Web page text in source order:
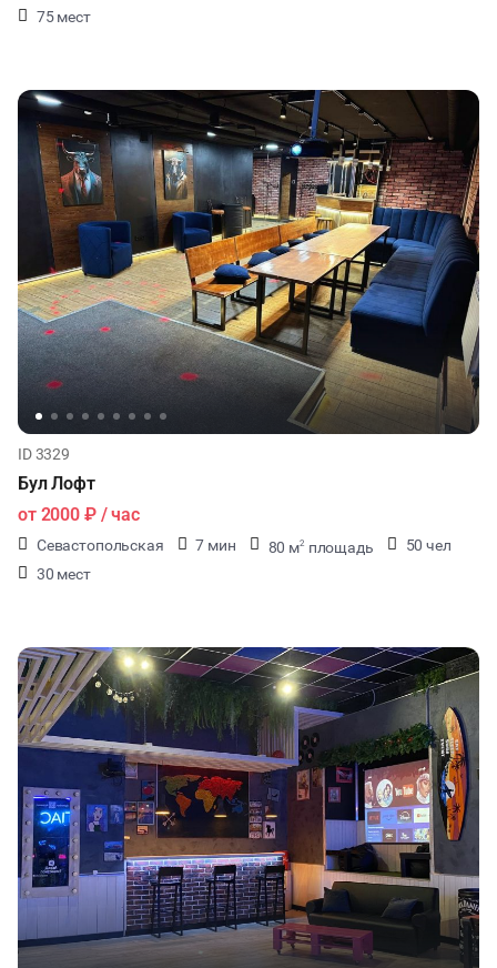
75 мест
ID 3329
Бул Лофт
от 2000 ₽/ час
Севастопольская 7 мин 80 м2 площадь
50 чел
30 мест